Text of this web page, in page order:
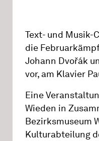
Text- und Musik-
die
Johann Dvořák
vor, am Klavier
Eine
Wieden in
Bezirksmuseum
Kulturabteilung